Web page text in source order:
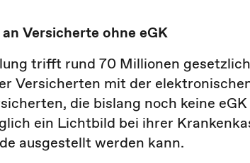
Versicherte ohne eGK
trifft rund 70 Millionen
Versicherten mit der
die bislang noch keine
ein Lichtbild bei ihrer
ausgestellt werden kann.